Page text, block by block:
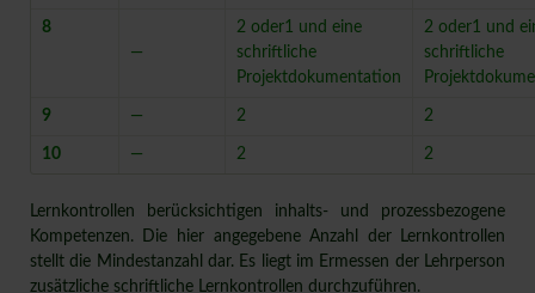
8
—
2 oder1 und eine
schriftliche
Projektdokumentation
2 oder1 und
schriftliche
9 — 2 2
10 — 2 2
Lernkontrollen berücksichtigen inhalts- und prozessbezogene
Kompetenzen. Die hier angegebene Anzahl der Lernkontrollen
stellt die Mindestanzahl dar. Es liegt im Ermessen der Lehrperson
zusätzliche schriftliche Lernkontrollen durchzuführen.